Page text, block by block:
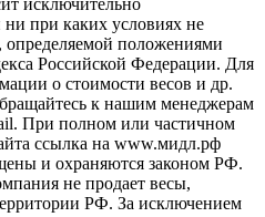
при каких условиях не
определяемой положениями
Российской Федерации. Для
о стоимости весов и др.
к нашим менеджерам
При полном или частичном
ссылка на www.мидл.рф
и охраняются законом РФ.
не продает весы,
РФ. За исключением